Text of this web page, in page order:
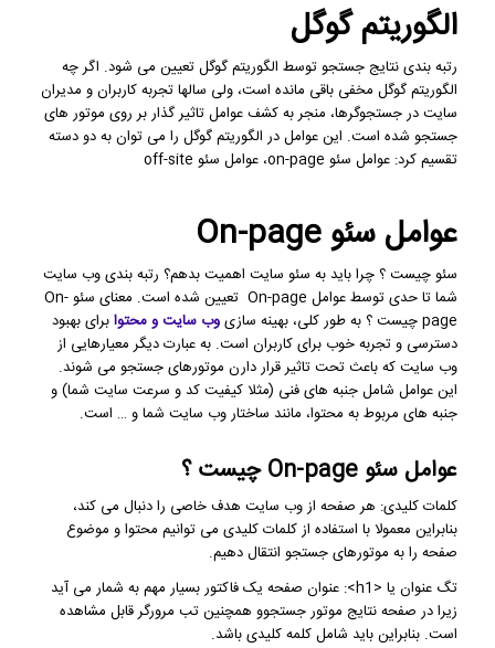
الگوریتم گوگل
رتبه بندی نتایج جستجو توسط الگوریتم گوگل تعیین می شود. اگر چه
الگوریتم گوگل مخفی باقی مانده است، ولی سالها تجربه کاربران و مدیران
سایت در جستجوگرها، منجر به کشف عوامل تاثیر گذار بر روی موتور های
جستجو شده است. این عوامل در الگوریتم گوگل را می توان به دو دسته
تقسیم کرد: عوامل سئو on-page، عوامل سئو off-site
عوامل سئو On-page
سئو چیست ؟ چرا باید به سئو سایت اهمیت بدهم؟ رتبه بندی وب سایت
شما تا حدی توسط عوامل On-page تعیین شده است. معنای سئو On-
page چیست ؟ به طور کلی، بهینه سازی
وب سایت و محتوابرای بهبود
دسترسی و تجربه خوب برای کاربران است. به عبارت دیگر معیارهایی از
وب سایت که باعث تحت تاثیر قرار دارن موتورهای جستجو می شوند.
این عوامل شامل جنبه های فنی (مثلا کیفیت کد و سرعت سایت شما) و
جنبه های مربوط به محتوا، مانند ساختار وب سایت شما و … است.
عوامل سئو On-page چیست ؟
کلمات کلیدی: هر صفحه از وب سایت هدف خاصی را دنبال می کند،
بنابراین معمولا با استفاده از کلمات کلیدی می توانیم محتوا و موضوع
صفحه را به موتورهای جستجو انتقال دهیم.
تگ عنوان یا <h1>: عنوان صفحه یک فاکتور بسیار مهم به شمار می آید
زیرا در صفحه نتایج موتور جستجوو همچنین تب مرورگر قابل مشاهده
است. بنابراین باید شامل کلمه کلیدی باشد.